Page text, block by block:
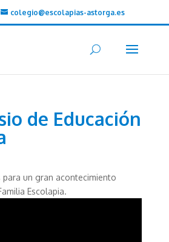
colegio@escolapias-astorga.es
de Educación
para un gran acontecimiento
Escolapia.